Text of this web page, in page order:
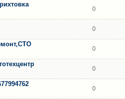
0
0
0
0
0